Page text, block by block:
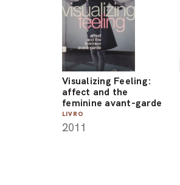
Visualizing Feeling:
affect and the
feminine avant-garde
LIVRO
2011